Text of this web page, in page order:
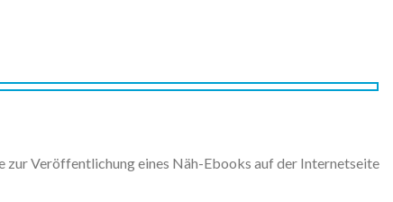
Veröffentlichung eines Näh-Ebooks auf der Internetseite